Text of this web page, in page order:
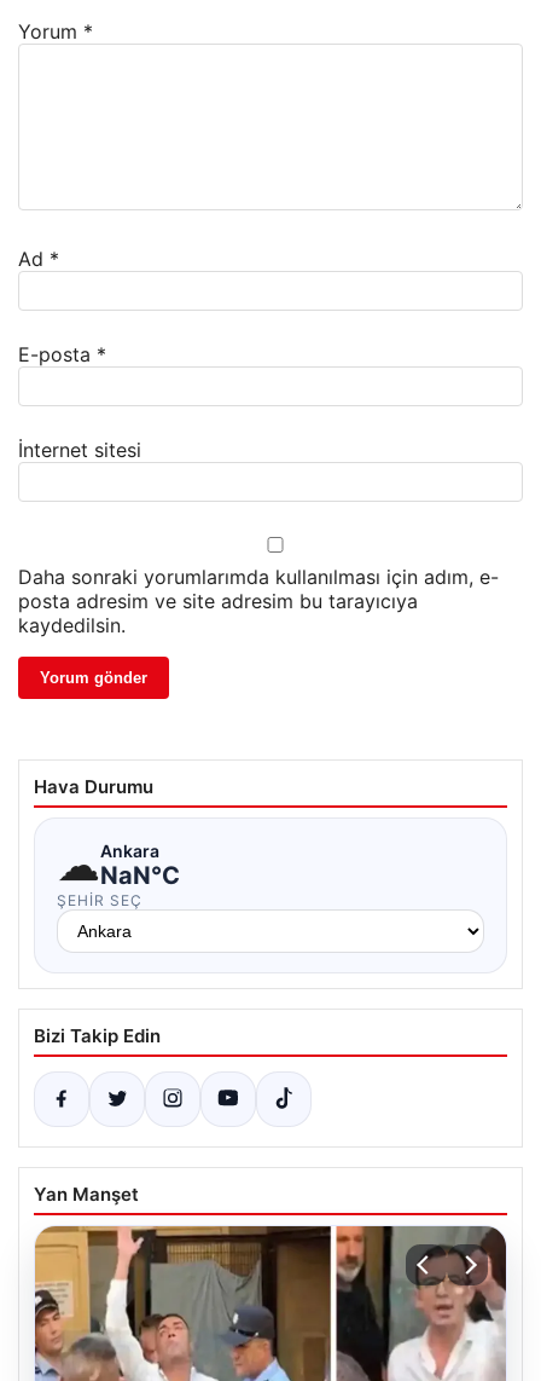
Yorum *
Ad *
E-posta *
İnternet sitesi
Daha sonraki yorumlarımda kullanılması için adım, e-
posta adresim ve site adresim bu tarayıcıya
kaydedilsin.
Hava Durumu
☁Ankara
NaN°C
ŞEHIR SEÇ
Bizi Takip Edin
Yan Manşet